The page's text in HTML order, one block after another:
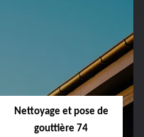
Nettoyage et pose de
gouttière 74